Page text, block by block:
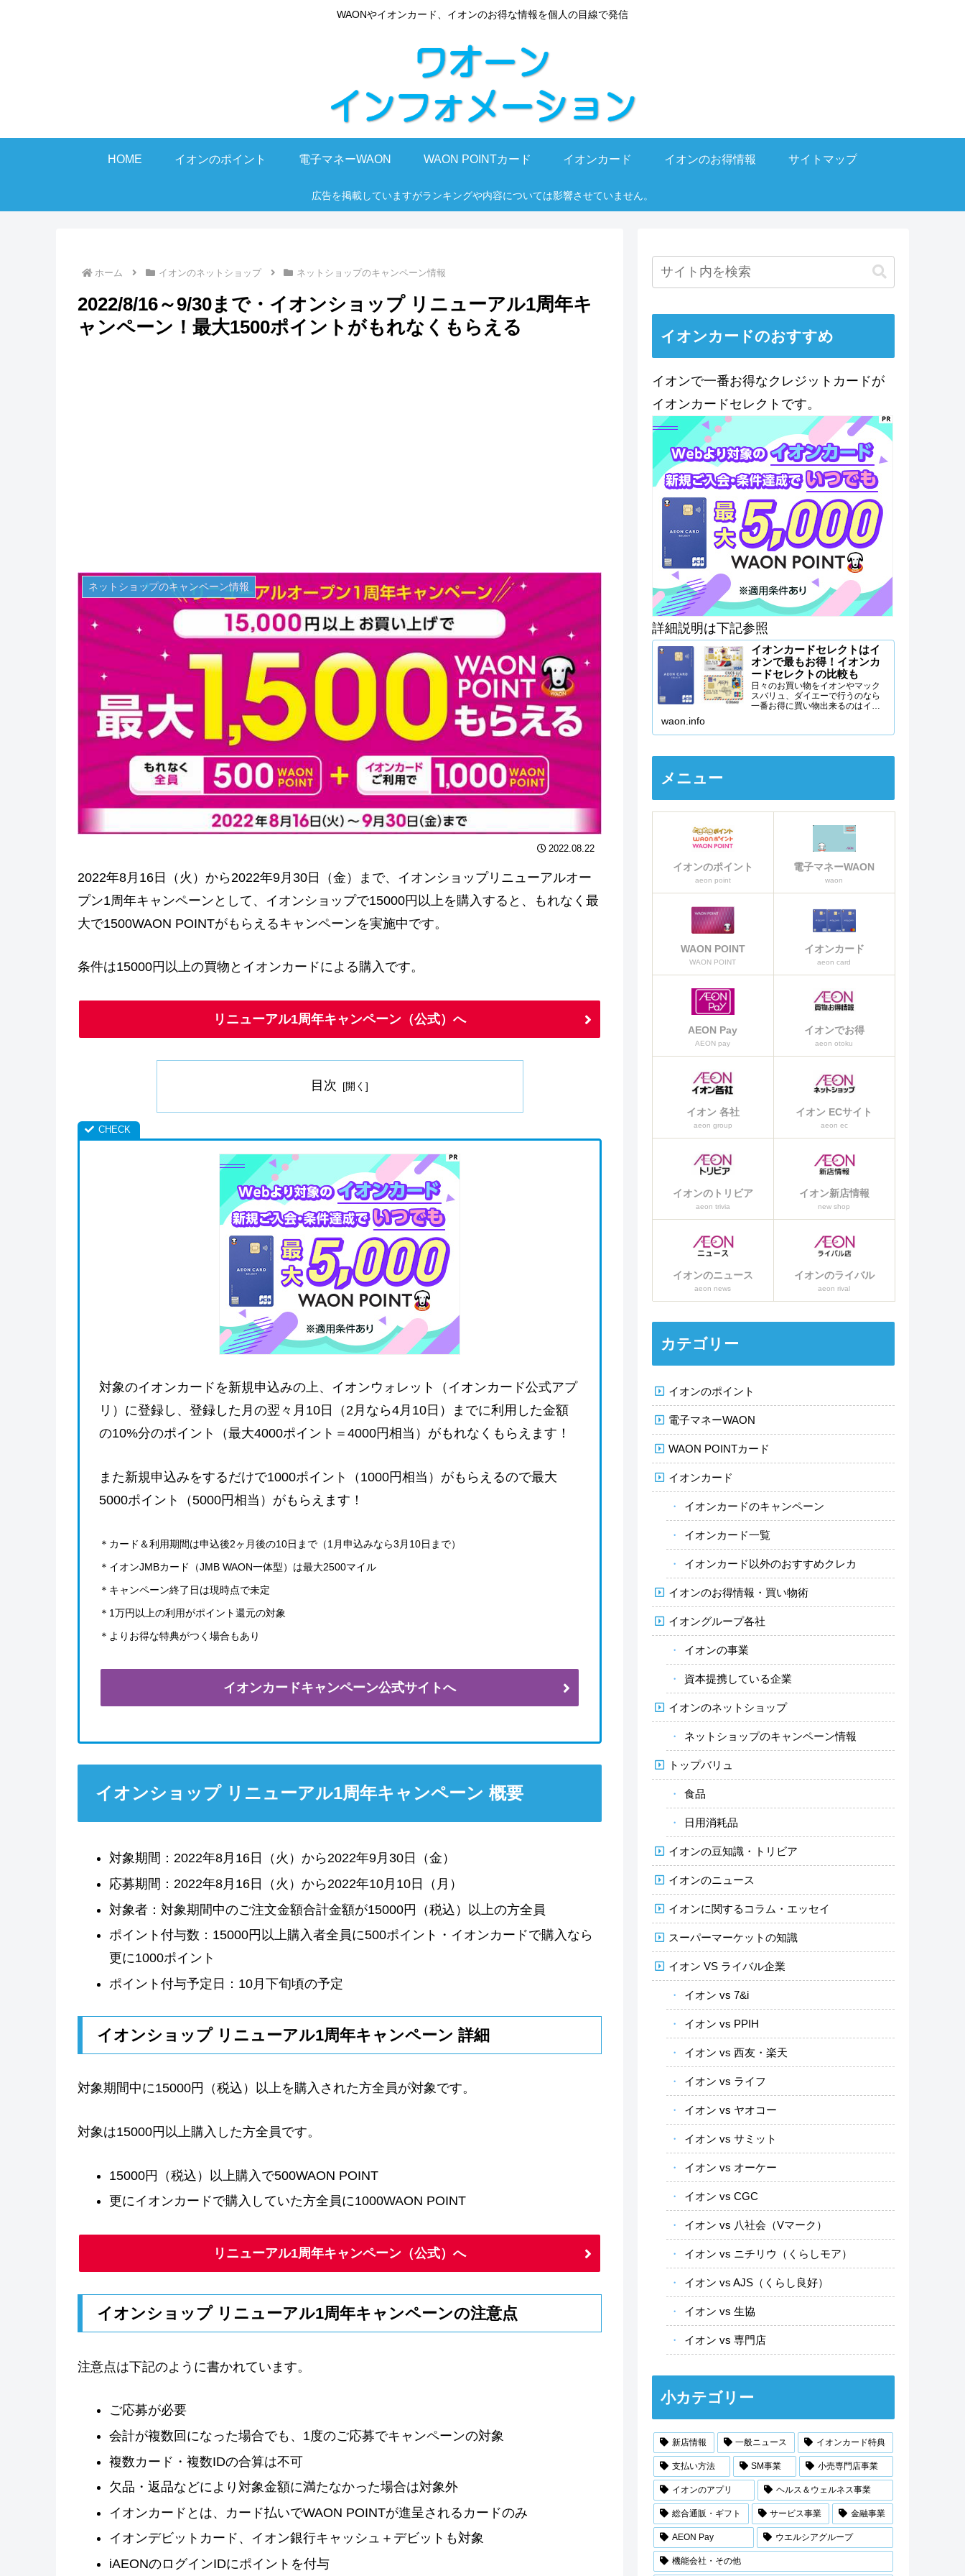
WAONやイオンカード、イオンのお得な情報を個人の目線で発信
HOME イオンのポイント 電子マネーWAON WAON POINTカード イオンカード イオンのお得情報 サイトマップ
広告を掲載していますがランキングや内容については影響させていません。
ホーム イオンのネットショップ ネットショップのキャンペーン情報
2022/8/16～9/30まで・イオンショップ リニューアル1周年キ
ャンペーン！最大1500ポイントがもれなくもらえる
ネットショップのキャンペーン情報
2022.08.22
2022年8月16日（火）から2022年9月30日（金）まで、イオンショップリニューアルオー
プン1周年キャンペーンとして、イオンショップで15000円以上を購入すると、もれなく最
大で1500WAON POINTがもらえるキャンペーンを実施中です。
条件は15000円以上の買物とイオンカードによる購入です。
リニューアル1周年キャンペーン（公式）へ
目次
対象のイオンカードを新規申込みの上、イオンウォレット（イオンカード公式アプ
リ）に登録し、登録した月の翌々月10日（2月なら4月10日）までに利用した金額
の10%分のポイント（最大4000ポイント＝4000円相当）がもれなくもらえます！
また新規申込みをするだけで1000ポイント（1000円相当）がもらえるので最大
5000ポイント（5000円相当）がもらえます！
＊カード＆利用期間は申込後2ヶ月後の10日まで（1月申込みなら3月10日まで）
＊イオンJMBカード（JMB WAON一体型）は最大2500マイル
＊キャンペーン終了日は現時点で未定
＊1万円以上の利用がポイント還元の対象
＊よりお得な特典がつく場合もあり
イオンカードキャンペーン公式サイトへ
イオンショップ リニューアル1周年キャンペーン 概要
対象期間：2022年8月16日（火）から2022年9月30日（金）
応募期間：2022年8月16日（火）から2022年10月10日（月）
対象者：対象期間中のご注文金額合計金額が15000円（税込）以上の方全員
ポイント付与数：15000円以上購入者全員に500ポイント・イオンカードで購入なら
更に1000ポイント
ポイント付与予定日：10月下旬頃の予定
イオンショップ リニューアル1周年キャンペーン 詳細
対象期間中に15000円（税込）以上を購入された方全員が対象です。
対象は15000円以上購入した方全員です。
15000円（税込）以上購入で500WAON POINT
更にイオンカードで購入していた方全員に1000WAON POINT
リニューアル1周年キャンペーン（公式）へ
イオンショップ リニューアル1周年キャンペーンの注意点
注意点は下記のように書かれています。
ご応募が必要
会計が複数回になった場合でも、1度のご応募でキャンペーンの対象
複数カード・複数IDの合算は不可
欠品・返品などにより対象金額に満たなかった場合は対象外
イオンカードとは、カード払いでWAON POINTが進呈されるカードのみ
イオンデビットカード、イオン銀行キャッシュ＋デビットも対象
iAEONのログインIDにポイントを付与
イオンカードのおすすめ
イオンで一番お得なクレジットカードが
イオンカードセレクトです。
詳細説明は下記参照
イオンカードセレクトはイ
オンで最もお得！イオンカ
ードセレクトの比較も
日々のお買い物をイオンやマック
スバリュ、ダイエーで行うのなら
一番お得に買い物出来るのはイオ
から、イオンカードセレクトがな
カードなのか詳しく説明をしてい
waon.info
メニュー
イオンのポイント
aeon point
電子マネーWAON
waon
WAON POINT
WAON POINT
イオンカード
aeon card
AEON Pay
AEON pay
イオンでお得
aeon otoku
イオン 各社
aeon group
イオン ECサイト
aeon ec
イオンのトリビア
aeon trivia
イオン新店情報
new shop
イオンのニュース
aeon news
イオンのライバル
aeon rival
カテゴリー
イオンのポイント
電子マネーWAON
WAON POINTカード
イオンカード
イオンカードのキャンペーン
イオンカード一覧
イオンカード以外のおすすめクレカ
イオンのお得情報・買い物術
イオングループ各社
イオンの事業
資本提携している企業
イオンのネットショップ
ネットショップのキャンペーン情報
トップバリュ
食品
日用消耗品
イオンの豆知識・トリビア
イオンのニュース
イオンに関するコラム・エッセイ
スーパーマーケットの知識
イオン VS ライバル企業
イオン vs 7&i
イオン vs PPIH
イオン vs 西友・楽天
イオン vs ライフ
イオン vs ヤオコー
イオン vs サミット
イオン vs オーケー
イオン vs CGC
イオン vs 八社会（Vマーク）
イオン vs ニチリウ（くらしモア）
イオン vs AJS（くらし良好）
イオン vs 生協
イオン vs 専門店
小カテゴリー
新店情報 一般ニュース イオンカード特典
支払い方法 SM事業 小売専門店事業
イオンのアプリ ヘルス＆ウェルネス事業
総合通販・ギフト サービス事業 金融事業
AEON Pay ウエルシアグループ
機能会社・その他